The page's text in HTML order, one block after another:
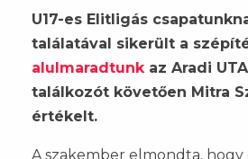
U17-es Elitligás
találatával sikerült a
alulmaradtunkaz Aradi
találkozót követően Mitra
értékelt.
A szakember elmondta,